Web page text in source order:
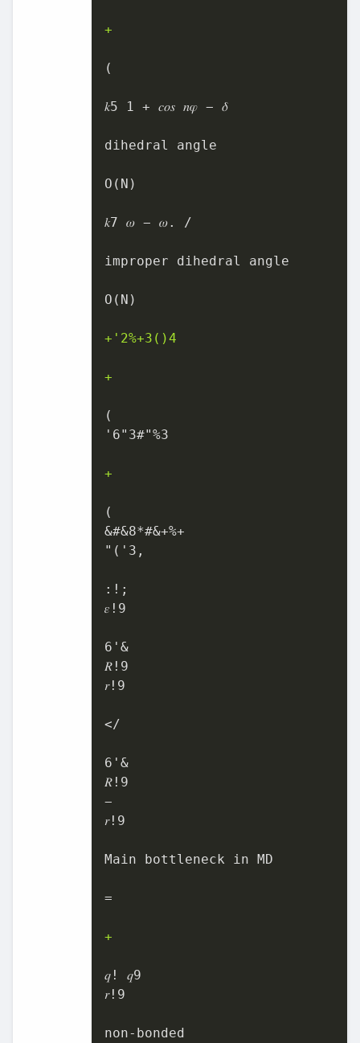
+
(
𝑘5 1 + 𝑐𝑜𝑠 𝑛𝜑 − 𝛿
dihedral angle
O(N)
𝑘7 𝜔 − 𝜔. /
improper dihedral angle
O(N)
+'2%+3()4
+
(
'6"3#"%3
+
(
&#&8*#&+%+
"('3,
:!;
𝜀!9
6'&
𝑅!9
𝑟!9
</
6'&
𝑅!9
−
𝑟!9
Main bottleneck in MD
=
+
𝑞! 𝑞9
𝑟!9
non-bonded